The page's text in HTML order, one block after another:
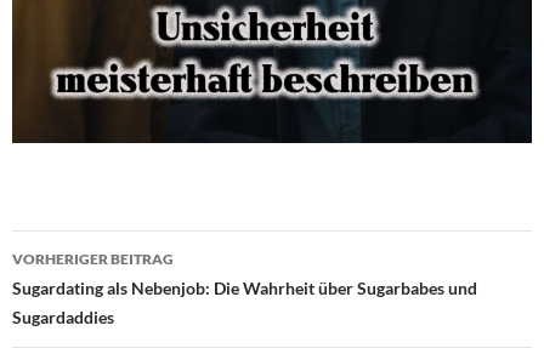
Beitragsnavigation
VORHERIGER BEITRAG
Sugardating als Nebenjob: Die Wahrheit über Sugarbabes und
Sugardaddies